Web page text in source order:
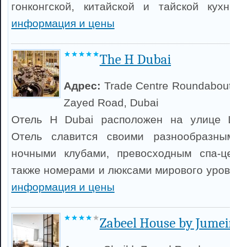
гонконгской, китайской и тайской
информация и цены
The H Dubai
Адрес: Trade Centre
Zayed Road, Dubai
Отель H Dubai расположен на улице
Отель славится своими
ночными клубами, превосходным спа-
также номерами и люксами мирового
информация и цены
Zabeel House by